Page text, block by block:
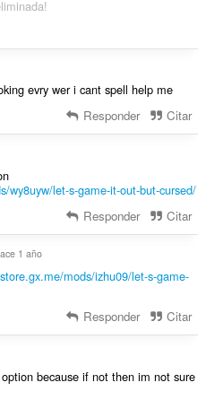
evry wer i cant spell help me
Responder Citar
wy8uyw/let-s-game-it-out-but-cursed/
Responder Citar
1 año
mods/izhu09/let-s-game-
Responder Citar
because if not then im not sure